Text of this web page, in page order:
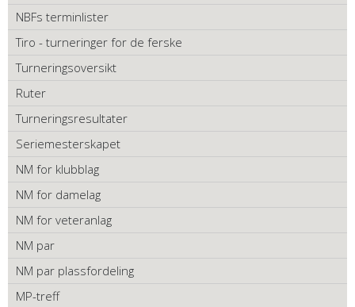
NBFs terminlister
Tiro - turneringer for de ferske
Turneringsoversikt
Ruter
Turneringsresultater
Seriemesterskapet
NM for klubblag
NM for damelag
NM for veteranlag
NM par
NM par plassfordeling
MP-treff